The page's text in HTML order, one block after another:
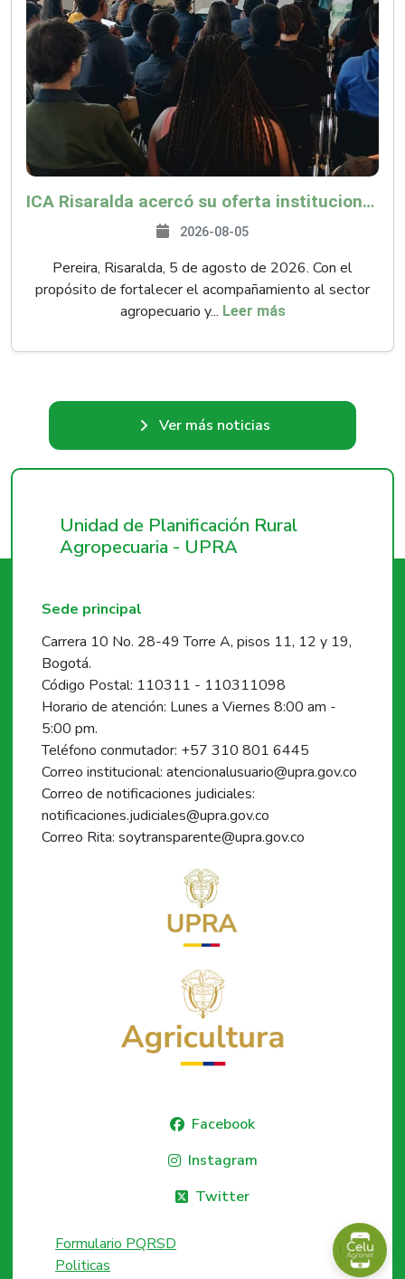
ICA Risaralda acercó su oferta institucional a productores y emprendedores en Expocamello
2026-08-05
Pereira, Risaralda, 5 de agosto de 2026. Con el
propósito de fortalecer el acompañamiento al sector
agropecuario y... Leer más
Ver más noticias
Unidad de Planificación Rural
Agropecuaria - UPRA
Sede principal
Carrera 10 No. 28-49 Torre A, pisos 11, 12 y 19,
Bogotá.
Código Postal: 110311 - 110311098
Horario de atención: Lunes a Viernes 8:00 am -
5:00 pm.
Teléfono conmutador: +57 310 801 6445
Correo institucional: atencionalusuario@upra.gov.co
Correo de notificaciones judiciales:
notificaciones.judiciales@upra.gov.co
Correo Rita: soytransparente@upra.gov.co
Facebook
Instagram
Twitter
Formulario PQRSD
Politicas